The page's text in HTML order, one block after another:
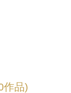
作品)